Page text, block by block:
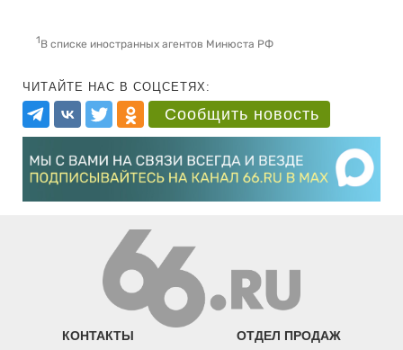
1В списке иностранных агентов Минюста РФ
ЧИТАЙТЕ НАС В СОЦСЕТЯХ:
Сообщить новость
КОНТАКТЫ ОТДЕЛ ПРОДАЖ